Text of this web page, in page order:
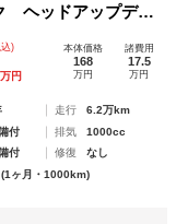
ヘッドアップディ
ント＆リヤドラ
ー交換 令和５年４
)
万円
本体価格
168
万円
諸費用
17.5
万円
走行
6.2万km
付 排気
1000cc
付 修復
なし
(1ヶ月・1000km)